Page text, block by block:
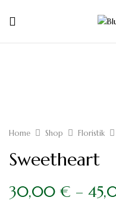
Home Shop Floristik
Sweetheart
30,00 € –